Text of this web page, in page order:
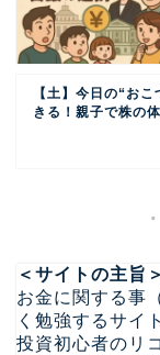
【土】今日の“お
きる！親子で株の
＜サイトの主旨＞
お金に関する事
く勉強するサイ
投資初心者のリ